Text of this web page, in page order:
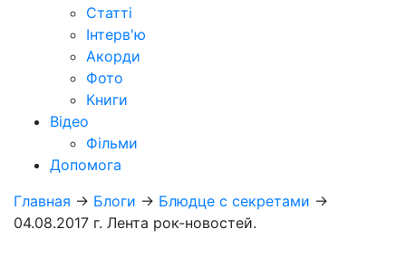
Статті
Інтерв'ю
Акорди
Фото
Книги
Відео
Фільми
Допомога
Главная → Блоги → Блюдце с секретами →
04.08.2017 г. Лента рок-новостей.